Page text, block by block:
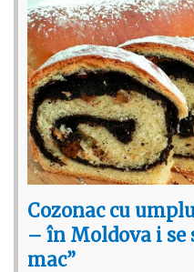
Cozonac cu
– în Moldova i se
mac”